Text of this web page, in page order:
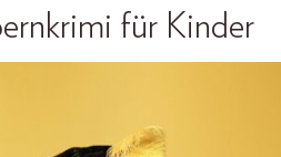
für Kinder